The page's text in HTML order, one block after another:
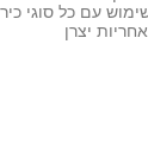
עם כל סוגי